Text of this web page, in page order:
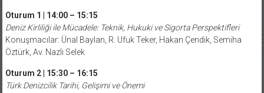
Oturum 1 | 14:00 – 15:15
Deniz Kirliliği ile Mücadele: Teknik, Hukuki ve Sigorta Perspektifleri
Konuşmacılar: Ünal Baylan, R. Ufuk Teker, Hakan Çendik, Semiha
Öztürk, Av. Nazlı Selek
Oturum 2 | 15:30 – 16:15
Türk Denizcilik Tarihi, Gelişimi ve Önemi